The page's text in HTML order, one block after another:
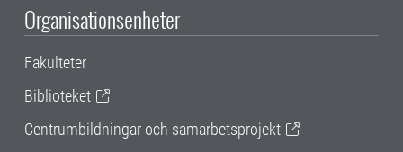
Organisationsenheter
Fakulteter
Biblioteket
Centrumbildningar och samarbetsprojekt